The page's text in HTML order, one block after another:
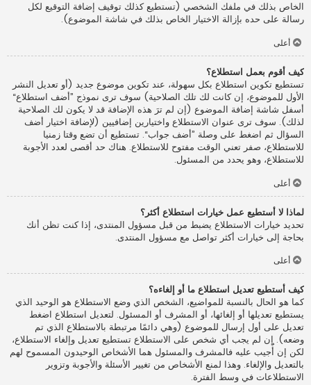
الخاص بذلك في ملفك الشخصي (تستطيع كذلك توقيف إضافة التوقيع لكل
رسالة على حده بإزالة الاختيار الخاص بذلك في شاشة الموضوع).
أعلى
كيف أقوم بعمل استطلاع؟
تستطيع تكوين استطلاع بكل سهولة، عند تكوين موضوع جديد (أو تعديل النشر
الأول للموضوع، إن كانت لك تلك الصلاحية) سوف ترى نموذج ”أضف استطلاع“
أسفل شاشة إضافة الموضوع (إن لم ترَ هذه الإضافة قد لا يكون لك الصلاحية
لذلك). سوف ترى عنوان الاستطلاع واختيارين إضافيين (لإضافة اختيار أضف
السؤال ثم اضغط على وصلة ”أضف جواب“. تستطيع أن تضع وقتا زمنيا
للاستطلاع، صفر تعني الوقت مفتوح للاستطلاع. هناك حد أقصى لعدد الأجوبة
للاستطلاع، وهو يحدد من المسئول.
أعلى
لماذا لا أستطيع عمل خيارات استطلاع أكثر؟
تحديد خيارات الاستطلاع يضبط من قبل مسؤول المنتدى، إذا كنت تظن أنك
بحاجة إلى خيارات أكثر تواصل مع مسؤول المنتدى.
أعلى
كيف أستطيع تعديل استطلاع ما أو إلغاءه؟
كما هو الحال بالنسبة للمواضيع، الشخص الذي وضع الاستطلاع هو الوحيد الذي
يستطيع تعديلها أو إلغائها، أو المشرف أو المسئول. لتعديل استطلاع اضغط
تعديل على أول إرسال للموضوع (وهي دائمًا مرتبطة بالاستطلاع الذي تم
وضعه). إن لم يجب أي شخص على الاستطلاع تستطيع تعديل وإلغاء الاستطلاع،
لكن إن أُجيب عليه فالمشرف والمسئول هما الأشخاص الوحيدون المسموح لهم
بالتعديل والإلغاء. وهذا لمنع الأشخاص من تغيير الأسئلة والأجوبة وتزوير
الاستطلاعات في وسط الفترة.